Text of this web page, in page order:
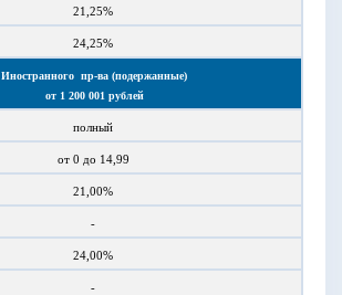
21,25%
24,25%
Иностранного пр-ва (подержанные)
от 1 200 001 рублей
полный
от 0 до 14,99
21,00%
-
24,00%
-